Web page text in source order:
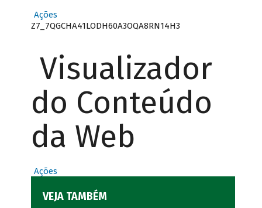
Ações
Z7_7QGCHA41LODH60A3OQA8RN14H3
Visualizador
do Conteúdo
da Web
Ações
VEJA TAMBÉM